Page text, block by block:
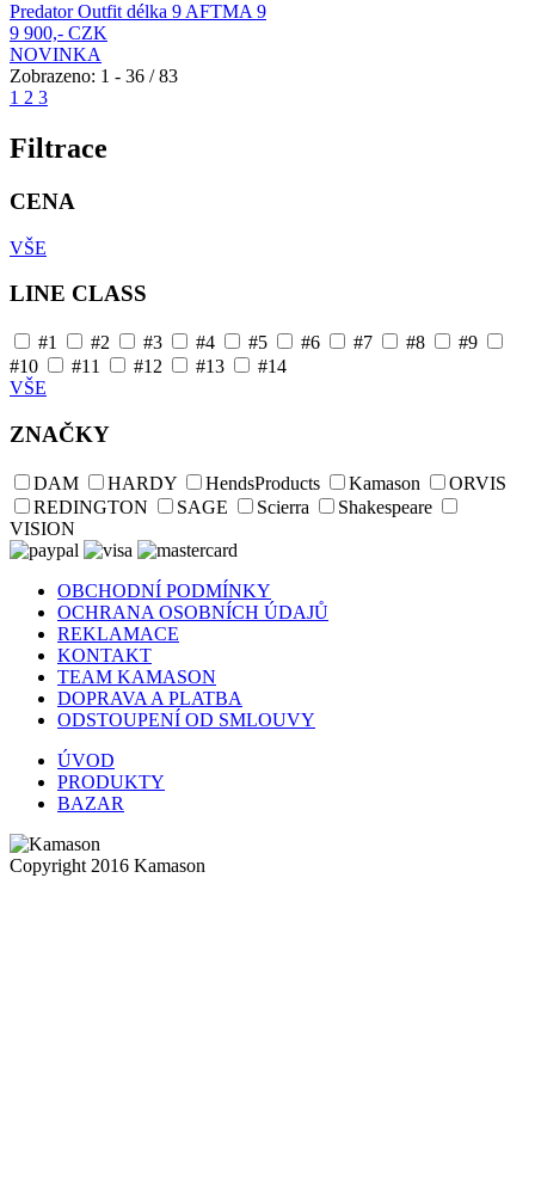
Predator Outfit délka 9 AFTMA 9
9 900,- CZK
NOVINKA
Zobrazeno: 1 - 36 / 83
1 2 3
Filtrace
CENA
VŠE
LINE CLASS
#1 #2 #3 #4 #5 #6 #7 #8
#9
#10
#11 #12 #13
#14
VŠE
ZNAČKY
DAM HARDY HendsProducts Kamason
ORVIS
REDINGTON
SAGE Scierra
Shakespeare
VISION
OBCHODNÍ PODMÍNKY
OCHRANA OSOBNÍCH ÚDAJŮ
REKLAMACE
KONTAKT
TEAM KAMASON
DOPRAVA A PLATBA
ODSTOUPENÍ OD SMLOUVY
ÚVOD
PRODUKTY
BAZAR
Copyright 2016 Kamason